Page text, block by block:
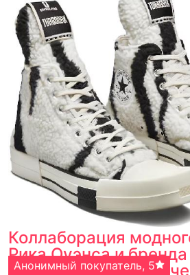
Коллаборация
Рика Оуэнса и
привнесла в
Бону, 5
Анонимный покупатель, 5